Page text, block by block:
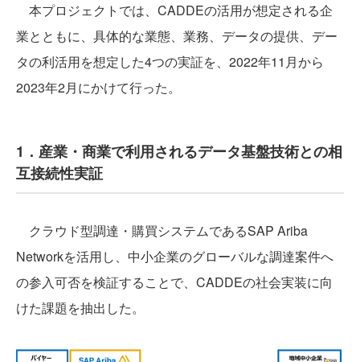
本プロジェクトでは、CADDEの活用が想定される企
業とともに、具体的な業態、業務、データの提供、デー
タの利活用を想定した4つの実証を、2022年11月から
2023年2月にかけて行った。
1．産業・商業で利用されるデータ基盤技術との相
互接続性実証
クラウド型調達・購買システムであるSAP Ariba
Networkを活用し、中小企業のグローバルな調達案件へ
の参入可否を検証することで、CADDEの社会実装に向
けた課題を抽出した。